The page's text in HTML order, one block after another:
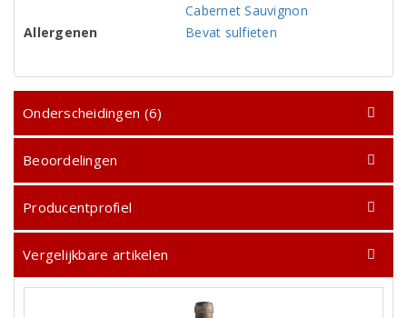
Cabernet Sauvignon
Allergenen
Bevat sulfieten
Onderscheidingen (6)
Beoordelingen
Producentprofiel
Vergelijkbare artikelen